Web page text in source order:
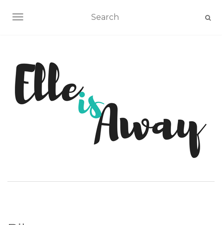
AFFICHER/MASQUER LA NAVIGATION